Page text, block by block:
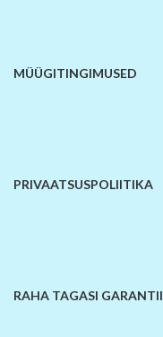
MÜÜGITINGIMUSED
PRIVAATSUSPOLIITIKA
RAHA TAGASI GARANTII